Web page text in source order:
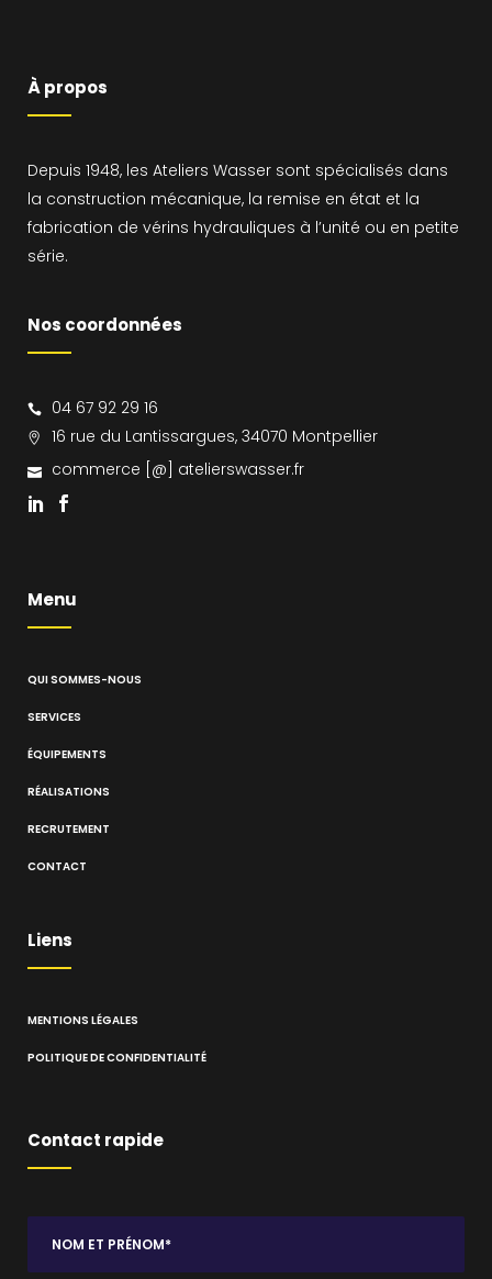
À propos
Depuis 1948, les Ateliers Wasser sont spécialisés dans
la construction mécanique, la remise en état et la
fabrication de vérins hydrauliques à l’unité ou en petite
série.
Nos coordonnées
04 67 92 29 16
16 rue du Lantissargues, 34070 Montpellier
commerce [@] atelierswasser.fr
Menu
QUI SOMMES-NOUS
SERVICES
ÉQUIPEMENTS
RÉALISATIONS
RECRUTEMENT
CONTACT
Liens
MENTIONS LÉGALES
POLITIQUE DE CONFIDENTIALITÉ
Contact rapide